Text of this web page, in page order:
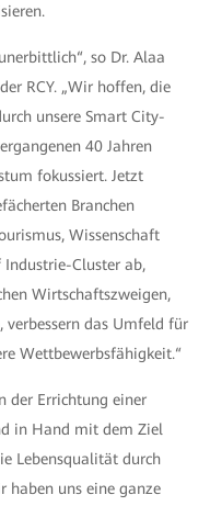
so Dr. Alaa
RCY. „Wir hoffen, die
unsere Smart City-
40 Jahren
fokussiert. Jetzt
Branchen
Wissenschaft
Cluster ab,
Wirtschaftszweigen,
verbessern das Umfeld für
Wettbewerbsfähigkeit.“
der Errichtung einer
in Hand mit dem Ziel
Lebensqualität durch
haben uns eine ganze